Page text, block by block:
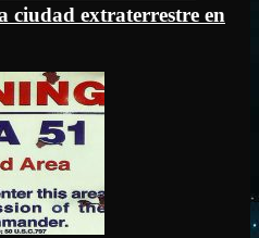
ciudad extraterrestre en